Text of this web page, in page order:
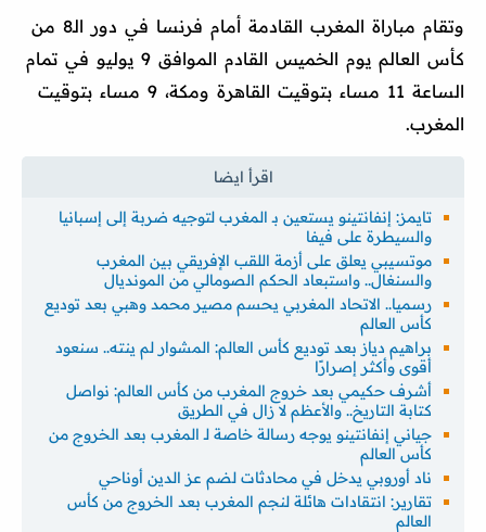
وتقام مباراة المغرب القادمة أمام فرنسا في دور الـ8 من
كأس العالم يوم الخميس القادم الموافق 9 يوليو في تمام
الساعة 11 مساء بتوقيت القاهرة ومكة، 9 مساء بتوقيت
المغرب.
تايمز: إنفانتينو يستعين بـ المغرب لتوجيه ضربة إلى إسبانيا
والسيطرة على فيفا
موتسيبي يعلق على أزمة اللقب الإفريقي بين المغرب
والسنغال.. واستبعاد الحكم الصومالي من المونديال
رسميا.. الاتحاد المغربي يحسم مصير محمد وهبي بعد توديع
كأس العالم
براهيم دياز بعد توديع كأس العالم: المشوار لم ينته.. سنعود
أقوى وأكثر إصرارًا
أشرف حكيمي بعد خروج المغرب من كأس العالم: نواصل
كتابة التاريخ.. والأعظم لا زال في الطريق
جياني إنفانتينو يوجه رسالة خاصة لـ المغرب بعد الخروج من
كأس العالم
ناد أوروبي يدخل في محادثات لضم عز الدين أوناحي
تقارير: انتقادات هائلة لنجم المغرب بعد الخروج من كأس
العالم